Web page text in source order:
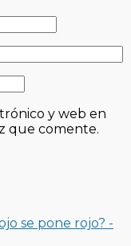
y web en
que comente.
se pone rojo? -